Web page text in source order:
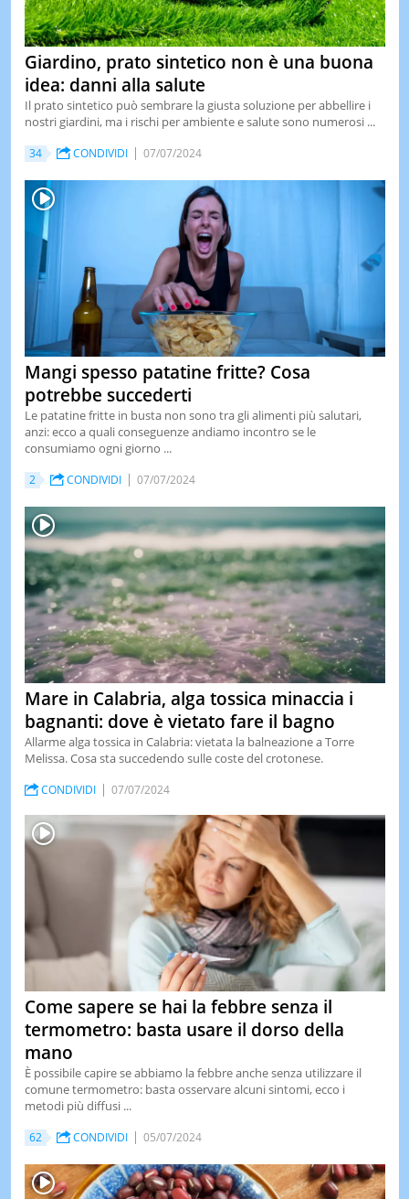
Giardino, prato sintetico non è una buona
idea: danni alla salute
Il prato sintetico può sembrare la giusta soluzione per abbellire i
nostri giardini, ma i rischi per ambiente e salute sono numerosi ...
34 CONDIVIDI 07/07/2024
Mangi spesso patatine fritte? Cosa
potrebbe succederti
Le patatine fritte in busta non sono tra gli alimenti più salutari,
anzi: ecco a quali conseguenze andiamo incontro se le
consumiamo ogni giorno ...
2 CONDIVIDI 07/07/2024
Mare in Calabria, alga tossica minaccia i
bagnanti: dove è vietato fare il bagno
Allarme alga tossica in Calabria: vietata la balneazione a Torre
Melissa. Cosa sta succedendo sulle coste del crotonese.
CONDIVIDI 07/07/2024
Come sapere se hai la febbre senza il
termometro: basta usare il dorso della
mano
È possibile capire se abbiamo la febbre anche senza utilizzare il
comune termometro: basta osservare alcuni sintomi, ecco i
metodi più diffusi ...
62 CONDIVIDI 05/07/2024